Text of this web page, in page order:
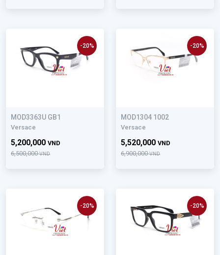
MOD3363U GB1
Versace
6,500,000VND
5,200,000 VND
-20%
MOD1304 1002
Versace
6,900,000VND
5,520,000 VND
-20%
-20% -20%